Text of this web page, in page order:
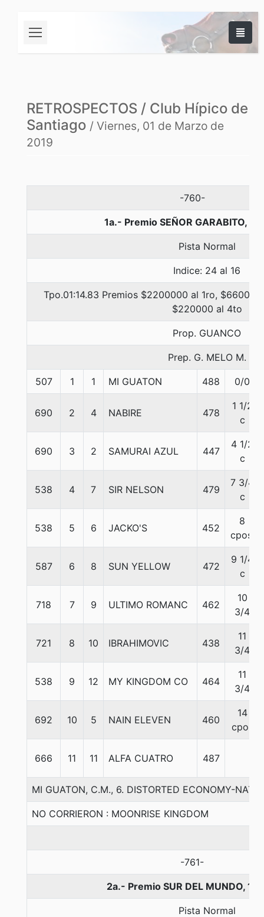
RETROSPECTOS / Club Hípico de
Santiago / Viernes, 01 de Marzo de
2019
-760-
1a.- Premio SEÑOR GARABITO,
Pista Normal
Indice: 24 al 16
Tpo.01:14.83 Premios $2200000 al 1ro,
$220000 al 4to
Prop. GUANCO
Prep. G. MELO M.
507 1 1 MI GUATON 488 0/0
690 2 4 NABIRE 478
1 1/2
c
690 3 2 SAMURAI AZUL 447
4 1/2
c
538 4 7 SIR NELSON 479
7 3/4
c
538 5 6 JACKO'S 452
8
cpos.
587 6 8 SUN YELLOW 472
9 1/4
c
718 7 9 ULTIMO ROMANC 462
10
3/4
721 8 10 IBRAHIMOVIC 438
11
3/4
538 9 12 MY KINGDOM CO 464
11
3/4
692 10 5 NAIN ELEVEN 460
14
cpos
666 11 11 ALFA CUATRO 487
MI GUATON, C.M., 6. DISTORTED ECONOMY-
NO CORRIERON : MOONRISE KINGDOM
-761-
2a.- Premio SUR DEL MUNDO,
Pista Normal